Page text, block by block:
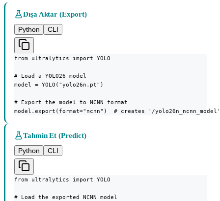
Dışa Aktar (Export)
Python
CLI
from ultralytics import YOLO
# Load a YOLO26 model
model = YOLO("yolo26n.pt")
# Export the model to NCNN format
model.export(format="ncnn")  # creates '/yolo26n_ncnn_model'
Tahmin Et (Predict)
Python
CLI
from ultralytics import YOLO
# Load the exported NCNN model